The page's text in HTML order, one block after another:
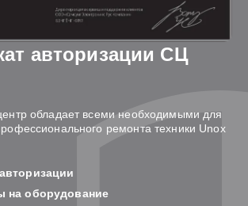
авторизации СЦ
обладает всеми необходимыми для
ремонта техники Unox
на оборудование